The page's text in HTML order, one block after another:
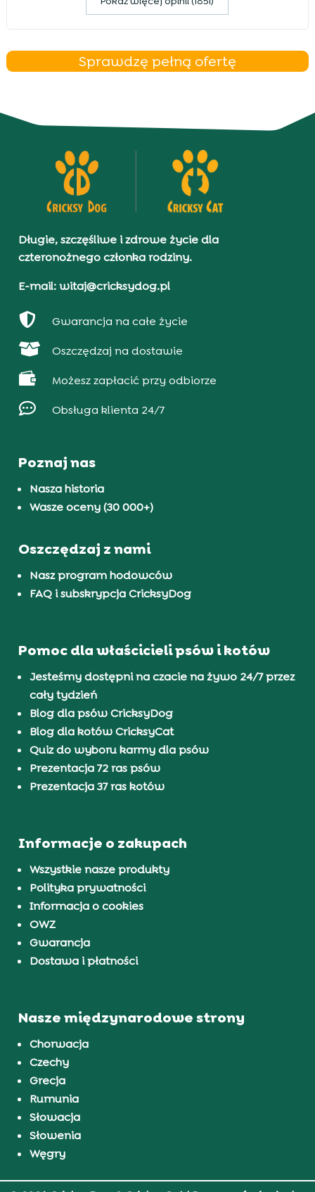
Sprawdzę pełną ofertę
Długie, szczęśliwe i zdrowe życie dla
czteronożnego członka rodziny.
E-mail: witaj@cricksydog.pl
 Gwarancja na całe życie
 Oszczędzaj na dostawie
 Możesz zapłacić przy odbiorze
 Obsługa klienta 24/7
Poznaj nas
Nasza historia
Wasze oceny (30 000+)
Oszczędzaj z nami
Nasz program hodowców
FAQ i subskrypcja CricksyDog
Pomoc dla właścicieli psów i kotów
Jesteśmy dostępni na czacie na żywo 24/7 przez
cały tydzień
Blog dla psów CricksyDog
Blog dla kotów CricksyCat
Quiz do wyboru karmy dla psów
Prezentacja 72 ras psów
Prezentacja 37 ras kotów
Informacje o zakupach
Wszystkie nasze produkty
Polityka prywatności
Informacja o cookies
OWZ
Gwarancja
Dostawa i płatności
Nasze międzynarodowe strony
Chorwacja
Czechy
Grecja
Rumunia
Słowacja
Słowenia
Węgry